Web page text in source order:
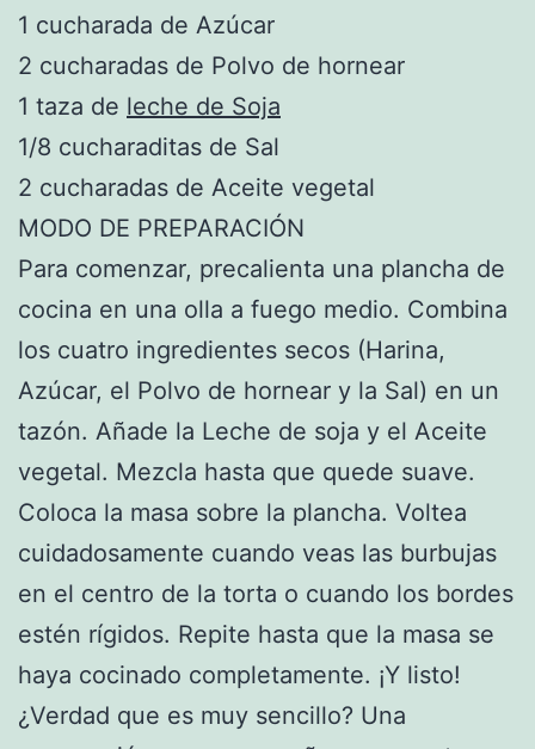
1 cucharada de Azúcar
2 cucharadas de Polvo de hornear
1 taza de leche de Soja
1/8 cucharaditas de Sal
2 cucharadas de Aceite vegetal
MODO DE PREPARACIÓN
Para comenzar, precalienta una plancha de
cocina en una olla a fuego medio. Combina
los cuatro ingredientes secos (Harina,
Azúcar, el Polvo de hornear y la Sal) en un
tazón. Añade la Leche de soja y el Aceite
vegetal. Mezcla hasta que quede suave.
Coloca la masa sobre la plancha. Voltea
cuidadosamente cuando veas las burbujas
en el centro de la torta o cuando los bordes
estén rígidos. Repite hasta que la masa se
haya cocinado completamente. ¡Y listo!
¿Verdad que es muy sencillo? Una